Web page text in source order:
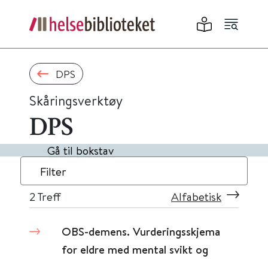
DPS
Skåringsverktøy
DPS
Gå til bokstav
Filter
2 Treff Alfabetisk
OBS-demens. Vurderingsskjema
for eldre med mental svikt og